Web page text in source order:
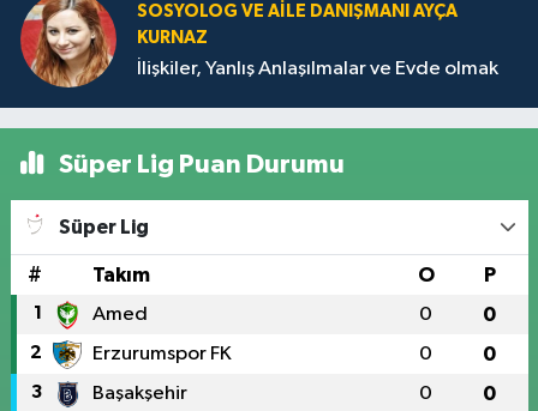
SOSYOLOG VE AILE DANIŞMANI AYÇA
KURNAZ
İlişkiler, Yanlış Anlaşılmalar ve Evde olmak
Süper Lig Puan Durumu
Süper Lig
# Takım O P
1 Amed 0 0
2 Erzurumspor FK 0 0
3 Başakşehir 0 0